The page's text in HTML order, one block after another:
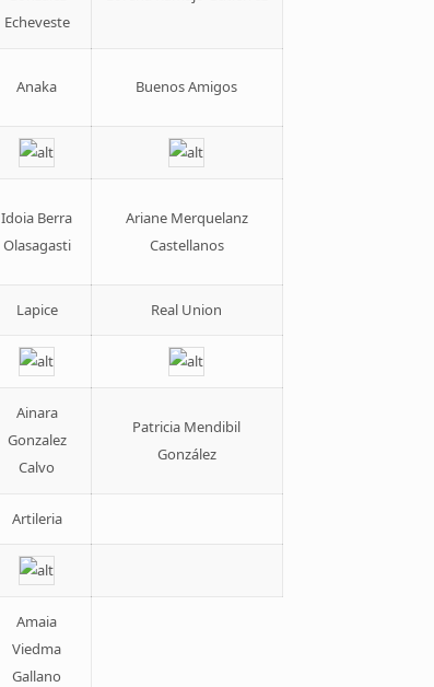
Echeveste
Anaka Buenos Amigos
Idoia Berra
Olasagasti
Ariane Merquelanz
Castellanos
Lapice Real Union
Ainara
Gonzalez
Calvo
Patricia Mendibil
González
Artileria
Amaia
Viedma
Gallano